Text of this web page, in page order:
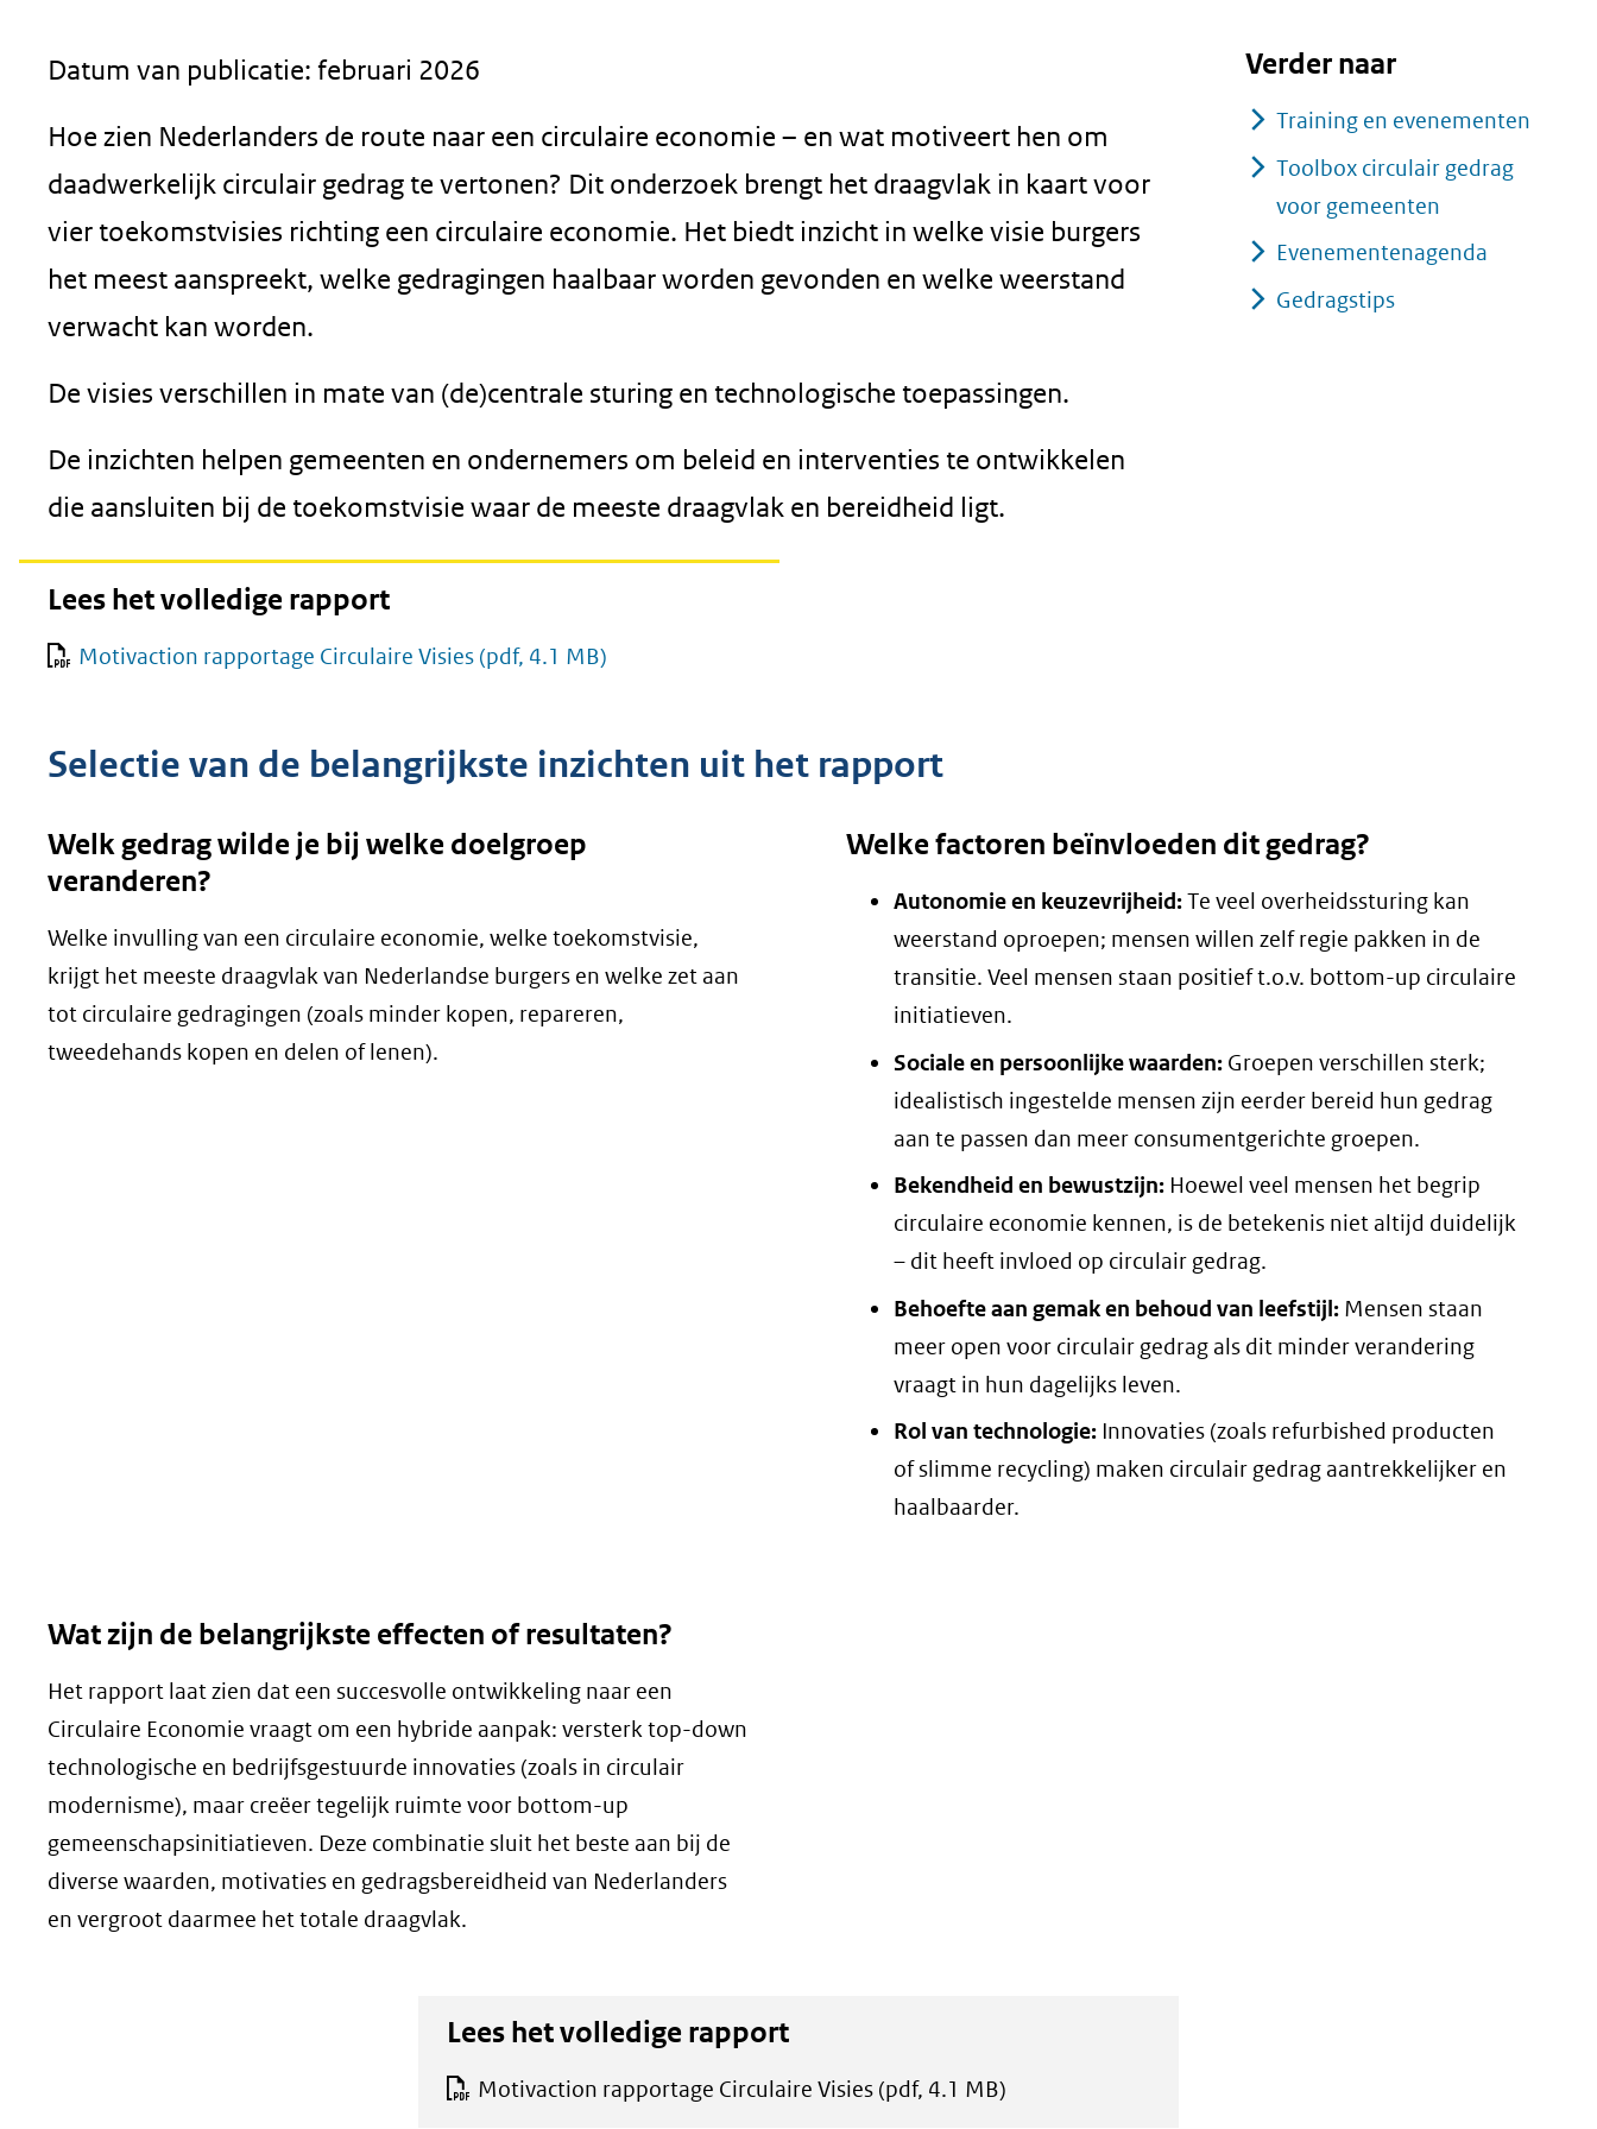
Datum van publicatie: februari 2026
Hoe zien Nederlanders de route naar een circulaire economie – en wat motiveert hen om
daadwerkelijk circulair gedrag te vertonen? Dit onderzoek brengt het draagvlak in kaart voor
vier toekomstvisies richting een circulaire economie. Het biedt inzicht in welke visie burgers
het meest aanspreekt, welke gedragingen haalbaar worden gevonden en welke weerstand
verwacht kan worden.
De visies verschillen in mate van (de)centrale sturing en technologische toepassingen.
De inzichten helpen gemeenten en ondernemers om beleid en interventies te ontwikkelen
die aansluiten bij de toekomstvisie waar de meeste draagvlak en bereidheid ligt.
Verder naar
Training en evenementen
Toolbox circulair gedrag
voor gemeenten
Evenementenagenda
Gedragstips
Lees het volledige rapport
Motivaction rapportage Circulaire Visies (pdf, 4.1 MB)
Selectie van de belangrijkste inzichten uit het rapport
Welk gedrag wilde je bij welke doelgroep
veranderen?
Welke invulling van een circulaire economie, welke toekomstvisie,
krijgt het meeste draagvlak van Nederlandse burgers en welke zet aan
tot circulaire gedragingen (zoals minder kopen, repareren,
tweedehands kopen en delen of lenen).
Welke factoren beïnvloeden dit gedrag?
Autonomie en keuzevrijheid:Te veel overheidssturing kan
weerstand oproepen; mensen willen zelf regie pakken in de
transitie. Veel mensen staan positief t.o.v. bottom-up circulaire
initiatieven.
Sociale en persoonlijke waarden: Groepen verschillen sterk;
idealistisch ingestelde mensen zijn eerder bereid hun gedrag
aan te passen dan meer consumentgerichte groepen.
Bekendheid en bewustzijn: Hoewel veel mensen het begrip
circulaire economie kennen, is de betekenis niet altijd duidelijk
– dit heeft invloed op circulair gedrag.
Behoefte aan gemak en behoud van leefstijl: Mensen staan
meer open voor circulair gedrag als dit minder verandering
vraagt in hun dagelijks leven.
Rol van technologie: Innovaties (zoals refurbished producten
of slimme recycling) maken circulair gedrag aantrekkelijker en
haalbaarder.
Wat zijn de belangrijkste effecten of resultaten?
Het rapport laat zien dat een succesvolle ontwikkeling naar een
Circulaire Economie vraagt om een hybride aanpak: versterk top-down
technologische en bedrijfsgestuurde innovaties (zoals in circulair
modernisme), maar creëer tegelijk ruimte voor bottom-up
gemeenschapsinitiatieven. Deze combinatie sluit het beste aan bij de
diverse waarden, motivaties en gedragsbereidheid van Nederlanders
en vergroot daarmee het totale draagvlak.
Lees het volledige rapport
Motivaction rapportage Circulaire Visies (pdf, 4.1 MB)